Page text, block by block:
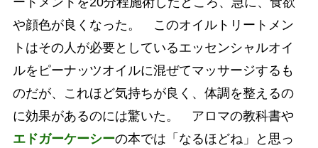
や顔色が良くなった。 このオイルトリートメン
トはその人が必要としているエッセンシャルオイ
ルをピーナッツオイルに混ぜてマッサージするも
のだが、これほど気持ちが良く、体調を整えるの
に効果があるのには驚いた。 アロマの教科書や
エドガーケーシーの本では「なるほどね」と思っ